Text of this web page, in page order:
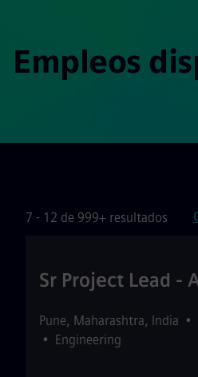
Empleos
7 - 12 de 999+ resultados
Sr Project Lead -
Pune, Maharashtra, India •
• Engineering